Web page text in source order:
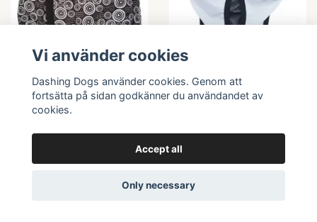
Multiple choices
JustinCase
Skvättskydd, Ocean
229 kr
Multiple choices
Tikskydd Light
Grey
Vi använder cookies
Dashing Dogs använder cookies. Genom att
fortsätta på sidan godkänner du användandet av
cookies.
Accept all
Only necessary